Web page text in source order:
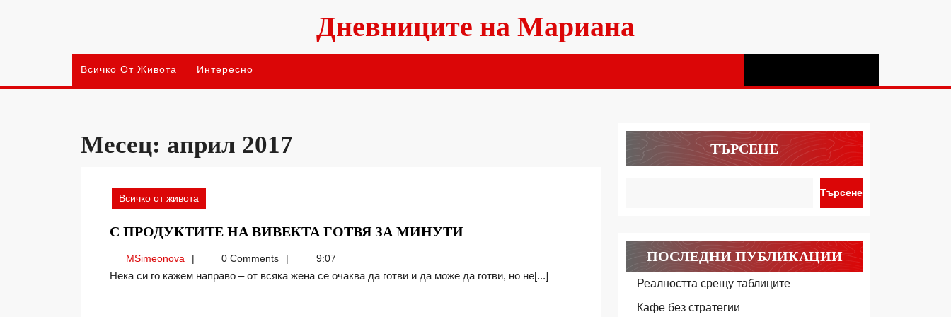
Дневниците на Мариана
Всичко От Живота Интересно
Месец: април 2017
Всичко от живота
С ПРОДУКТИТЕ НА ВИВЕКТА ГОТВЯ ЗА МИНУТИС
ВИВЕКТА
MSimeonovaMSimeonova0 Comments 9:07
Нека си го кажем направо – от всяка жена се очаква да готви и да може да готви, но не[...]
ТЪРСЕНЕ
Търсене
ПОСЛЕДНИ ПУБЛИКАЦИИ
Реалността срещу таблиците
Кафе без стратегии